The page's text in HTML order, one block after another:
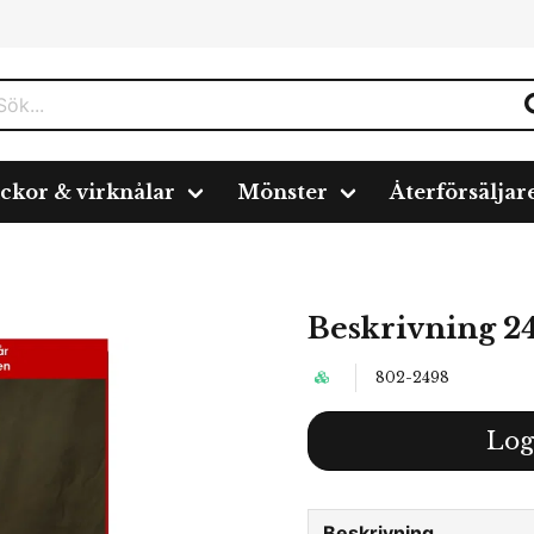
& virknålar Mönster
Beskrivning
802-2498